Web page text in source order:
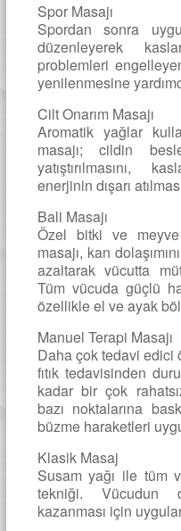
Spor Masajı
Spordan sonra
düzenleyerek
problemleri
yenilenmesine
Cilt Onarım Masajı
Aromatik yağlar
masajı; cildin
yatıştırılmasını,
enerjinin dışarı
Bali Masajı
Özel bitki ve
masajı, kan
azaltarak vücutta
Tüm vücuda güçlü
özellikle el ve ayak
Manuel Terapi Masajı
Daha çok tedavi edici
fıtık tedavisinden
kadar bir çok
bazı noktalarına
büzme haraketleri
Klasik Masaj
Susam yağı ile tüm
tekniği. Vücudun
kazanması için